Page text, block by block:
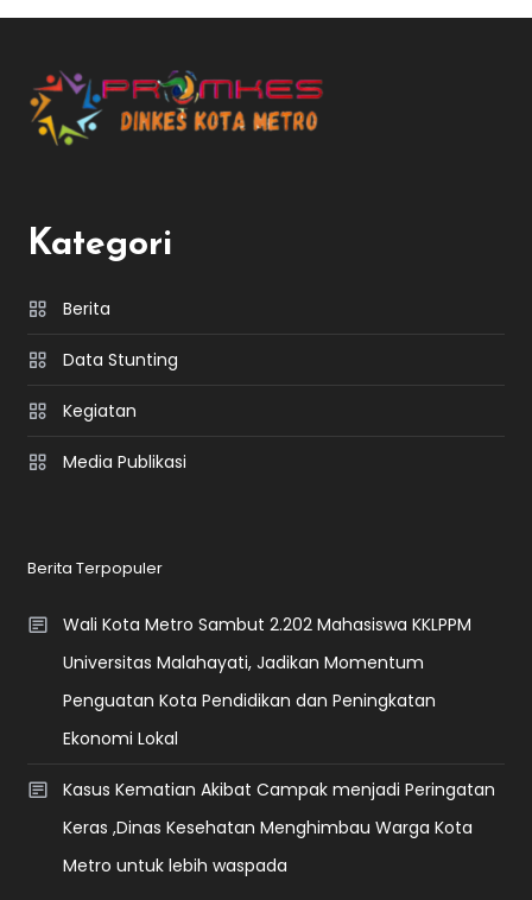
Kategori
Berita
Data Stunting
Kegiatan
Media Publikasi
Berita Terpopuler
Wali Kota Metro Sambut 2.202 Mahasiswa KKLPPM
Universitas Malahayati, Jadikan Momentum
Penguatan Kota Pendidikan dan Peningkatan
Ekonomi Lokal
Kasus Kematian Akibat Campak menjadi Peringatan
Keras ,Dinas Kesehatan Menghimbau Warga Kota
Metro untuk lebih waspada